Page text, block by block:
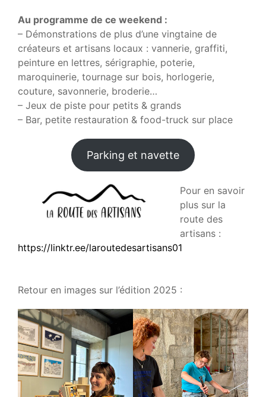
Au programme de ce weekend :
– Démonstrations de plus d’une vingtaine de
créateurs et artisans locaux : vannerie, graffiti,
peinture en lettres, sérigraphie, poterie,
maroquinerie, tournage sur bois, horlogerie,
couture, savonnerie, broderie…
– Jeux de piste pour petits & grands
– Bar, petite restauration & food-truck sur place
Parking et navette
Pour en savoir
plus sur la
route des
artisans :
https://linktr.ee/laroutedesartisans01
Retour en images sur l’édition 2025 :